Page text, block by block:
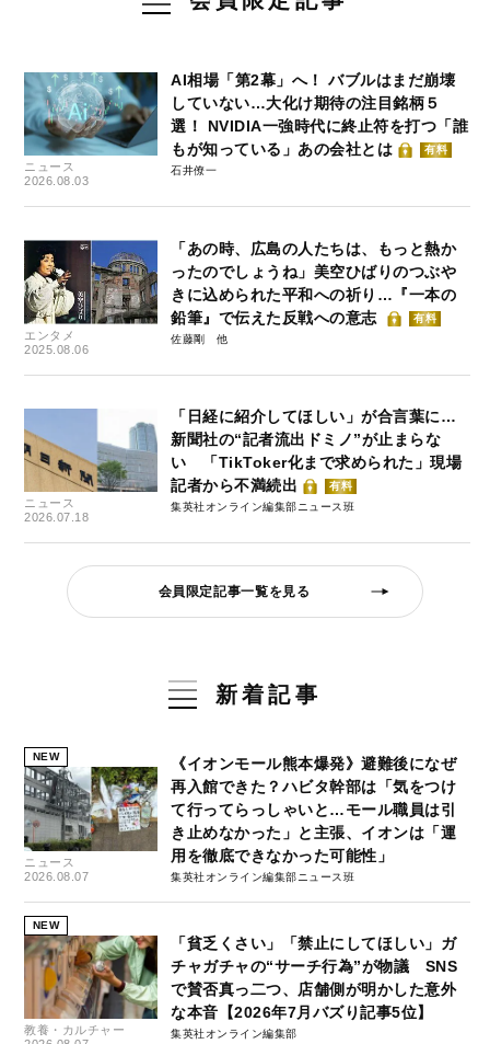
ニュース
2026.08.03
AI相場「第2幕」へ！ バブルはまだ崩壊
していない…大化け期待の注目銘柄５
選！ NVIDIA一強時代に終止符を打つ「誰
もが知っている」あの会社とは
有料
石井僚一
エンタメ
2025.08.06
「あの時、広島の人たちは、もっと熱か
ったのでしょうね」美空ひばりのつぶや
きに込められた平和への祈り…『一本の
鉛筆』で伝えた反戦への意志
有料
佐藤剛
ニュース
2026.07.18
「日経に紹介してほしい」が合言葉に…
新聞社の“記者流出ドミノ”が止まらな
い 「TikToker化まで求められた」現場
記者から不満続出
有料
集英社オンライン編集部ニュース班
会員限定記事一覧を見る
新着記事
NEW
ニュース
2026.08.07
《イオンモール熊本爆発》避難後になぜ
再入館できた？ハビタ幹部は「気をつけ
て行ってらっしゃいと…モール職員は引
き止めなかった」と主張、イオンは「運
用を徹底できなかった可能性」
集英社オンライン編集部ニュース班
NEW
教養・カルチャー
「貧乏くさい」「禁止にしてほしい」ガ
チャガチャの“サーチ行為”が物議 SNS
で賛否真っ二つ、店舗側が明かした意外
な本音【2026年7月バズり記事5位】
集英社オンライン編集部